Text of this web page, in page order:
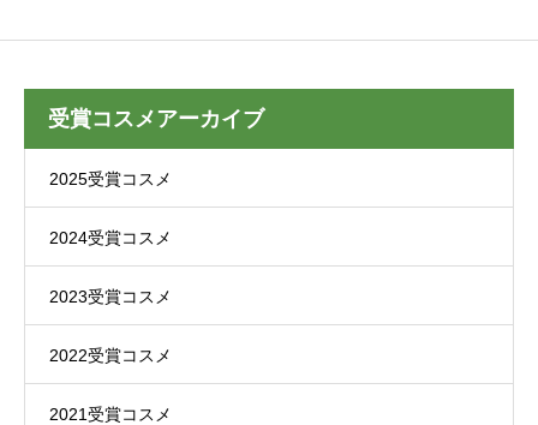
受賞コスメアーカイブ
2025受賞コスメ
2024受賞コスメ
2023受賞コスメ
2022受賞コスメ
2021受賞コスメ